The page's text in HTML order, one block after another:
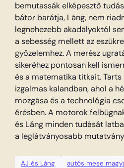
bemutassák elképesztő
bátor barátja, Láng, nem
legnehezebb akadályoktól
a sebesség mellett az
győzelemhez. A merész
sikeréhez pontosan kell
és a matematika titkait. Tarts
izgalmas kalandban, ahol a
mozgása és a technológia
érésben. A motorok
és Láng minden tudását
a leglátványosabb
AJ és Láng autós mese